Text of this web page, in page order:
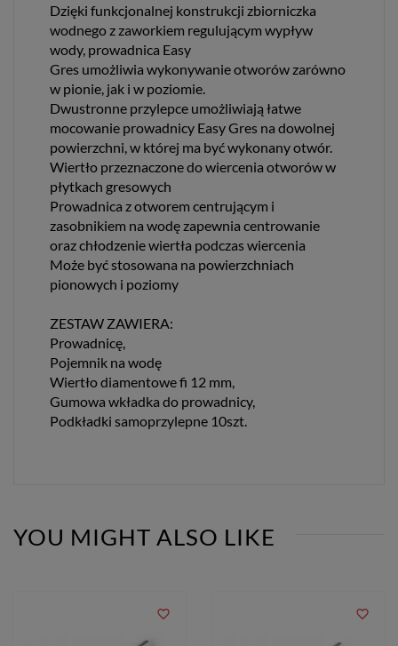
Dzięki funkcjonalnej konstrukcji zbiorniczka
wodnego z zaworkiem regulującym wypływ
wody, prowadnica Easy
Gres umożliwia wykonywanie otworów zarówno
w pionie, jak i w poziomie.
Dwustronne przylepce umożliwiają łatwe
mocowanie prowadnicy Easy Gres na dowolnej
powierzchni, w której ma być wykonany otwór.
Wiertło przeznaczone do wiercenia otworów w
płytkach gresowych
Prowadnica z otworem centrującym i
zasobnikiem na wodę zapewnia centrowanie
oraz chłodzenie wiertła podczas wiercenia
Może być stosowana na powierzchniach
pionowych i poziomy
ZESTAW ZAWIERA:
Prowadnicę,
Pojemnik na wodę
Wiertło diamentowe fi 12 mm,
Gumowa wkładka do prowadnicy,
Podkładki samoprzylepne 10szt.
YOU MIGHT ALSO LIKE
favorite_border favorite_border